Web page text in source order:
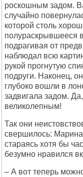
роскошным задом.
случайно
которой столь
полураскрывшееся
подрагивая от
наблюдал всю
рукой прогнутую
подруги. Наконец,
глубоко вошли в
задвигала задом.
великолепным!
Так они
свершилось: Марина
стараясь хотя бы
безумно нравился
– А вот теперь